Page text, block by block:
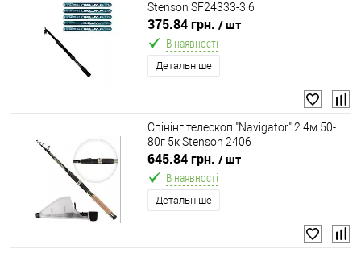
Stenson SF24333-3.6
375.84 грн. / шт
В наявності
Детальніше
Спінінг телескоп "Navigator" 2.4м 50-
80г 5к Stenson 2406
645.84 грн. / шт
В наявності
Детальніше